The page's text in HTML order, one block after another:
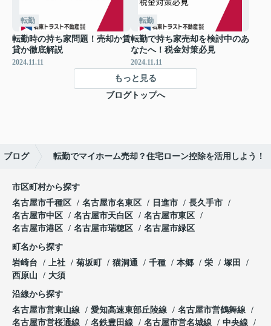
転勤
転勤時の持ち家問題！売却か賃
貸か徹底解説
2024.11.11
転勤
転勤で持ち家売却を検討中のあ
なたへ！税金対策必見
2024.11.11
もっと見る
ブログトップへ
ブログ 転勤でマイホーム売却？住宅ローン控除を活用しよう！
市区町村から探す
名古屋市千種区
名古屋市名東区 日進市
長久手市
名古屋市中区
名古屋市天白区
名古屋市東区
名古屋市港区
名古屋市瑞穂区 名古屋市緑区
町名から探す
岩崎台
上社 菊坂町 猫洞通 千種 本郷 栄
塚田
西原山
大須
沿線から探す
名古屋市営東山線
愛知高速東部丘陵線
名古屋市営鶴舞線
名古屋市営桜通線
名鉄豊田線 名古屋市営名城線
中央線